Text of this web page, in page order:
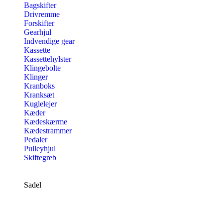
Bagskifter
Drivremme
Forskifter
Gearhjul
Indvendige gear
Kassette
Kassettehylster
Klingebolte
Klinger
Kranboks
Kranksæt
Kuglelejer
Kæder
Kædeskærme
Kædestrammer
Pedaler
Pulleyhjul
Skiftegreb
Sadel